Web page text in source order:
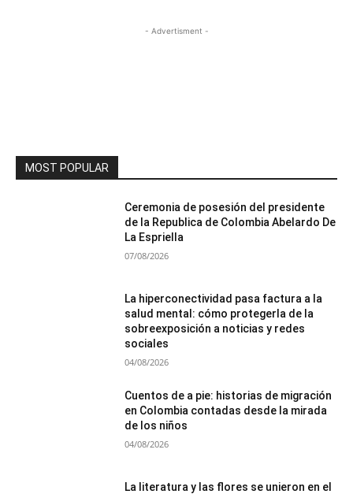
- Advertisment -
MOST POPULAR
Ceremonia de posesión del presidente
de la Republica de Colombia Abelardo De
La Espriella
07/08/2026
La hiperconectividad pasa factura a la
salud mental: cómo protegerla de la
sobreexposición a noticias y redes
sociales
04/08/2026
Cuentos de a pie: historias de migración
en Colombia contadas desde la mirada
de los niños
04/08/2026
La literatura y las flores se unieron en el